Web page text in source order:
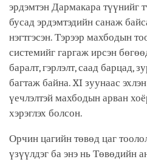
эрдэмтэн Дармакара түүнийг
бусад эрдэмтэдийн санаж
нэгтгэсэн. Тэрээр махбодын
системийг гаргаж ирсэн
баралт, гэрлэлт, саад барцад,
багтаж байна. XI зуунаас
үечлэлтэй махбодын арван
хэрэглэх болсон.
Орчин цагийн төвөд цаг
үзүүлдэг ба энэ нь Төвөдийн